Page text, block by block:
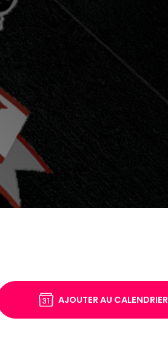
AJOUTER AU CALENDRIER